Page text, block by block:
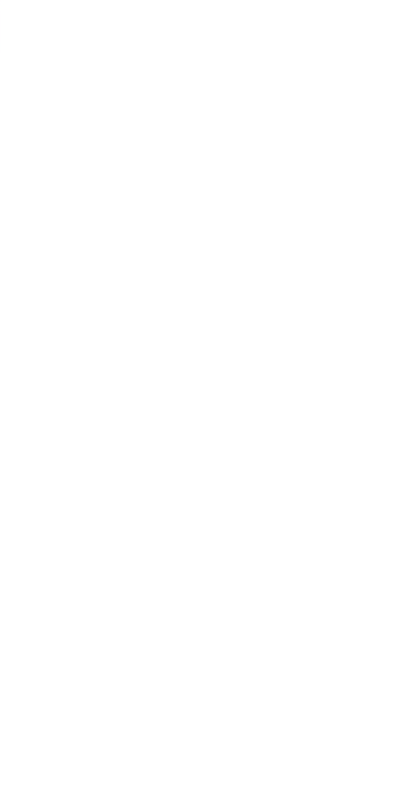
que por lo menos tenían alguna historia en
había sido un país que recibía a ciudadanos
obligados a hacerlo.
de la Guardia Nacional. Les revisaron el
selló la salida y caminaron con sus maletas
la capacidad de reconfortarla y de hacerla
la línea fronteriza, y lanzó un beso hacia su
todo venir a ver tu gente, a besar las mejillas
por su rostro bañándolo, ante la mirada